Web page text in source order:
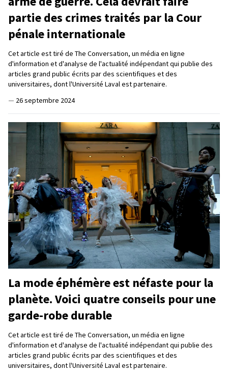
partie des crimes traités par la Cour
pénale internationale
Cet article est tiré de The Conversation, un média en ligne
d'information et d'analyse de l'actualité indépendant qui publie des
articles grand public écrits par des scientifiques et des
universitaires, dont l'Université Laval est partenaire.
— 26 septembre 2024
La mode éphémère est néfaste pour la
planète. Voici quatre conseils pour une
garde-robe durable
Cet article est tiré de The Conversation, un média en ligne
d'information et d'analyse de l'actualité indépendant qui publie des
articles grand public écrits par des scientifiques et des
universitaires, dont l'Université Laval est partenaire.